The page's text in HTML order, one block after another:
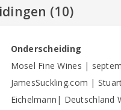
(10)
Onderscheiding
Mosel Fine Wines |
JamesSuckling.com |
Eichelmann| Deutschland